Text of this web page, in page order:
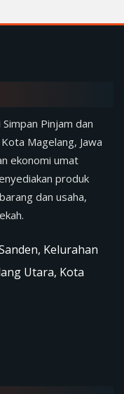
Pinjam dan
Magelang, Jawa
ekonomi umat
produk
dan usaha,
Kelurahan
Utara, Kota